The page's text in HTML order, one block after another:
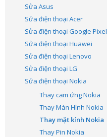
Sửa Asus
Sửa điện thoại Acer
Sửa điện thoại Google Pixel
Sửa điện thoại Huawei
Sửa điện thoại Lenovo
Sửa điện thoại LG
Sửa điện thoại Nokia
Thay cam ứng Nokia
Thay Màn Hình Nokia
Thay mặt kính Nokia
Thay Pin Nokia